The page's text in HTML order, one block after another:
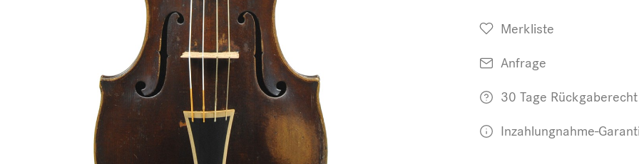
Merkliste
Anfrage
30 Tage Rückgaberecht
Inzahlungnahme-